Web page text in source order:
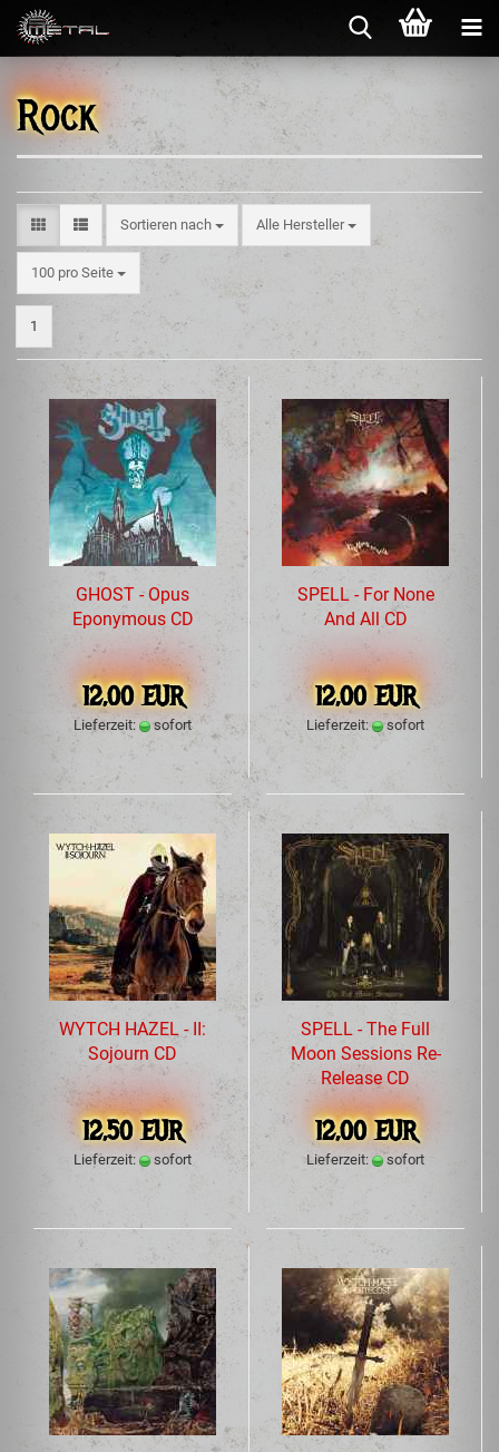
Rock
Sortieren nach Alle Hersteller
100 pro Seite
1
GHOST - Opus
Eponymous CD
12,00 EUR
Lieferzeit: sofort
SPELL - For None
And All CD
12,00 EUR
Lieferzeit: sofort
WYTCH HAZEL - II:
Sojourn CD
12,50 EUR
Lieferzeit: sofort
SPELL - The Full
Moon Sessions Re-
Release CD
12,00 EUR
Lieferzeit: sofort